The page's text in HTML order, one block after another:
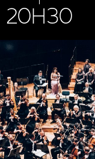
20H30